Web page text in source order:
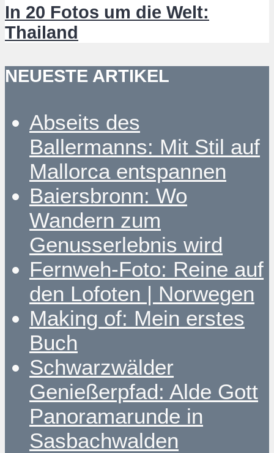
In 20 Fotos um die Welt:
Thailand
NEUESTE ARTIKEL
Abseits des
Ballermanns: Mit Stil auf
Mallorca entspannen
Baiersbronn: Wo
Wandern zum
Genusserlebnis wird
Fernweh-Foto: Reine auf
den Lofoten | Norwegen
Making of: Mein erstes
Buch
Schwarzwälder
Genießerpfad: Alde Gott
Panoramarunde in
Sasbachwalden